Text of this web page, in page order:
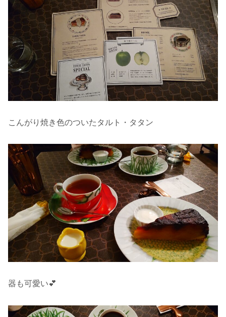
こんがり焼き色のついたタルト・タタン
器も可愛い💕